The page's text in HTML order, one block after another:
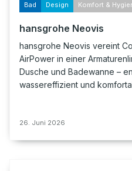
Bad Design Komfort &
hansgrohe Neovis
hansgrohe Neovis vereint
AirPower in einer
Dusche und Badewanne –
wassereffizient und
26. Juni 2026